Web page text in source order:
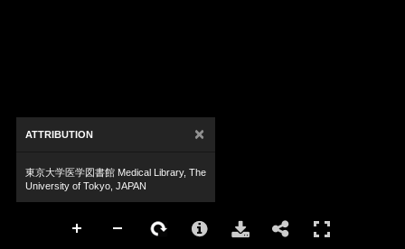
ATTRIBUTION ×
東京大学医学図書館 Medical Library, The
University of Tokyo, JAPAN